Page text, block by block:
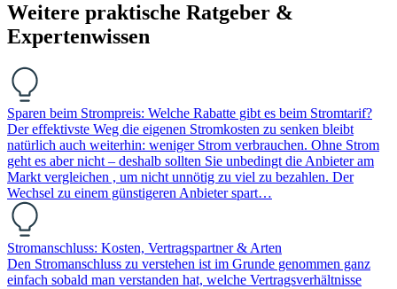
Weitere praktische Ratgeber &
Expertenwissen
Sparen beim Strompreis: Welche Rabatte gibt es beim Stromtarif?
Der effektivste Weg die eigenen Stromkosten zu senken bleibt
natürlich auch weiterhin: weniger Strom verbrauchen. Ohne Strom
geht es aber nicht – deshalb sollten Sie unbedingt die Anbieter am
Markt vergleichen , um nicht unnötig zu viel zu bezahlen. Der
Wechsel zu einem günstigeren Anbieter spart…
Stromanschluss: Kosten, Vertragspartner & Arten
Den Stromanschluss zu verstehen ist im Grunde genommen ganz
einfach sobald man verstanden hat, welche Vertragsverhältnisse